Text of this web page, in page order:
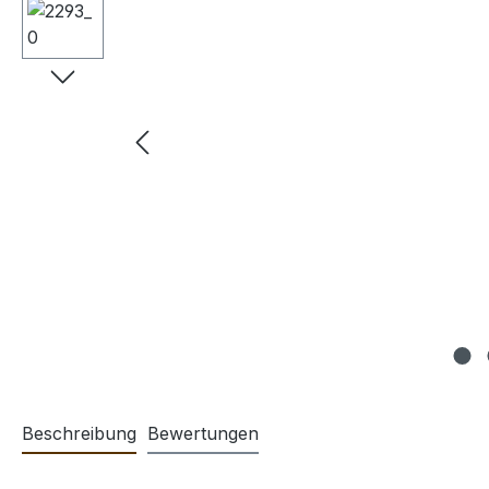
Beschreibung Bewertungen